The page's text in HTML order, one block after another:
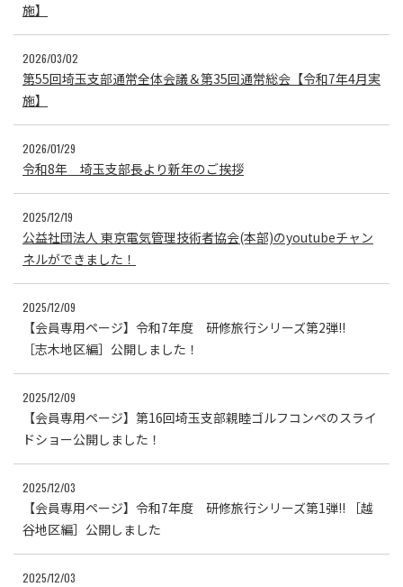
施】
2026/03/02
第55回埼玉支部通常全体会議＆第35回通常総会【令和7年4月実
施】
2026/01/29
令和8年 埼玉支部長より新年のご挨拶
2025/12/19
公益社団法人 東京電気管理技術者協会(本部)のyoutubeチャン
ネルができました！
2025/12/09
【会員専用ページ】令和7年度 研修旅行シリーズ第2弾!!
［志木地区編］公開しました！
2025/12/09
【会員専用ページ】第16回埼玉支部親睦ゴルフコンペのスライ
ドショー公開しました！
2025/12/03
【会員専用ページ】令和7年度 研修旅行シリーズ第1弾!! ［越
谷地区編］公開しました
2025/12/03